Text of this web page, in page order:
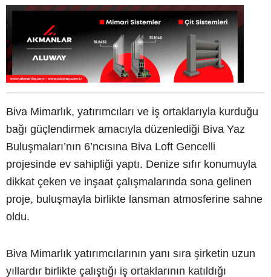
Biva Mimarlık, yatırımcıları ve iş ortaklarıyla kurduğu
bağı güçlendirmek amacıyla düzenlediği Biva Yaz
Buluşmaları’nın 6’ncısına Biva Loft Gencelli
projesinde ev sahipliği yaptı. Denize sıfır konumuyla
dikkat çeken ve inşaat çalışmalarında sona gelinen
proje, buluşmayla birlikte lansman atmosferine sahne
oldu.
Biva Mimarlık yatırımcılarının yanı sıra şirketin uzun
yıllardır birlikte çalıştığı iş ortaklarının katıldığı